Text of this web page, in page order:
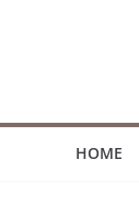
HOME